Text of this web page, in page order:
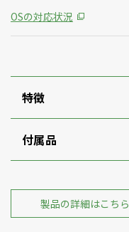
OSの対応状況
特徴
付属品
製品の詳細はこちら